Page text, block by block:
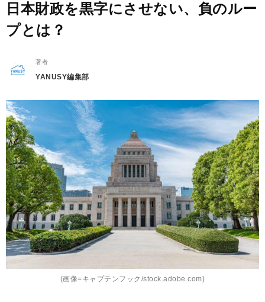
日本財政を黒字にさせない、負のルー
プとは？
著者
YANUSY編集部
(画像=キャプテンフック/stock.adobe.com)